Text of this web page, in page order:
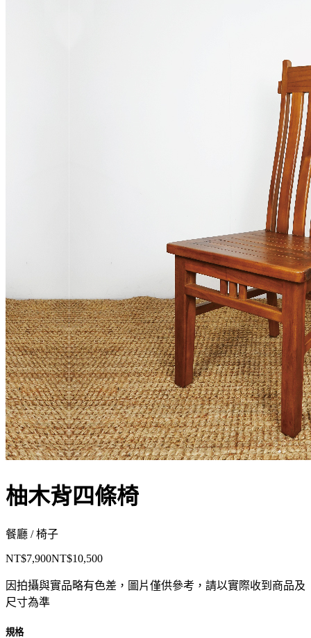
柚木背四條椅
餐廳 / 椅子
NT$7,900NT$10,500
因拍攝與實品略有色差，圖片僅供參考，請以實際收到商品及
尺寸為準
規格